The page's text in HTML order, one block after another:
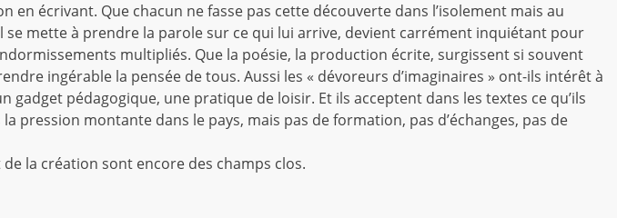
en écrivant. Que chacun ne fasse pas cette découverte dans l’isolement mais au
se mette à prendre la parole sur ce qui lui arrive, devient carrément inquiétant pour
multipliés. Que la poésie, la production écrite, surgissent si souvent
ingérable la pensée de tous. Aussi les « dévoreurs d’imaginaires » ont-ils intérêt à
gadget pédagogique, une pratique de loisir. Et ils acceptent dans les textes ce qu’ils
pression montante dans le pays, mais pas de formation, pas d’échanges, pas de
la création sont encore des champs clos.